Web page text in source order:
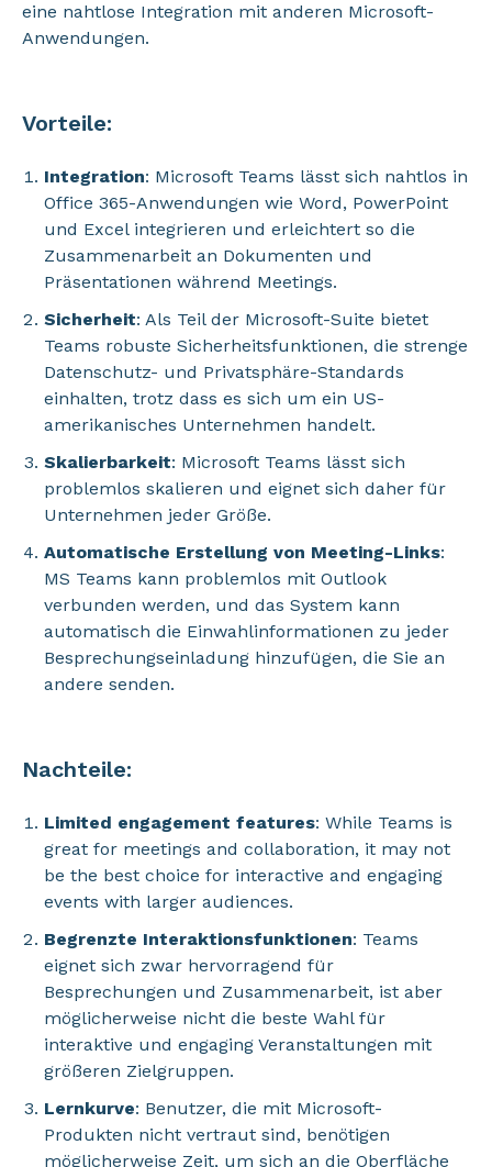
eine nahtlose Integration mit anderen Microsoft-
Anwendungen.
Vorteile:
Integration: Microsoft Teams lässt sich nahtlos in
Office 365-Anwendungen wie Word, PowerPoint
und Excel integrieren und erleichtert so die
Zusammenarbeit an Dokumenten und
Präsentationen während Meetings.
Sicherheit: Als Teil der Microsoft-Suite bietet
Teams robuste Sicherheitsfunktionen, die strenge
Datenschutz- und Privatsphäre-Standards
einhalten, trotz dass es sich um ein US-
amerikanisches Unternehmen handelt.
Skalierbarkeit: Microsoft Teams lässt sich
problemlos skalieren und eignet sich daher für
Unternehmen jeder Größe.
Automatische Erstellung von Meeting-Links:
MS Teams kann problemlos mit Outlook
verbunden werden, und das System kann
automatisch die Einwahlinformationen zu jeder
Besprechungseinladung hinzufügen, die Sie an
andere senden.
Nachteile:
Limited engagement features: While Teams is
great for meetings and collaboration, it may not
be the best choice for interactive and engaging
events with larger audiences.
Begrenzte Interaktionsfunktionen: Teams
eignet sich zwar hervorragend für
Besprechungen und Zusammenarbeit, ist aber
möglicherweise nicht die beste Wahl für
interaktive und engaging Veranstaltungen mit
größeren Zielgruppen.
Lernkurve: Benutzer, die mit Microsoft-
Produkten nicht vertraut sind, benötigen
möglicherweise Zeit, um sich an die Oberfläche